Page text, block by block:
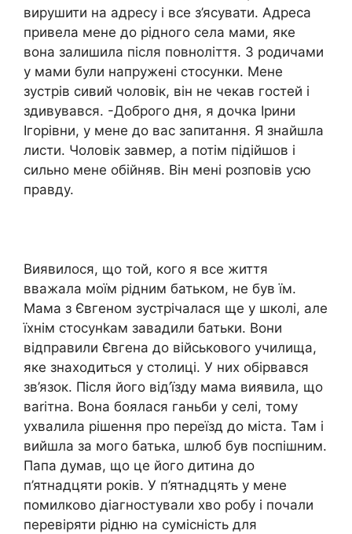
вирушити на адресу і все з’ясувати. Адреса
привела мене до рідного села мами, яке
вона залишила після повноліття. З родичами
у мами були напружені стосунки. Мене
зустрів сивий чоловік, він не чекав гостей і
здивувався. -Доброго дня, я дочка Ірини
Ігорівни, у мене до вас запитання. Я знайшла
листи. Чоловік завмер, а потім підійшов і
сильно мене обійняв. Він мені розповів усю
правду.
Виявилося, що той, кого я все життя
вважала моїм рідним батьком, не був їм.
Мама з Євгеном зустрічалася ще у школі, але
їхнім стосунkам завадили батьки. Вони
відправили Євгена до військового училища,
яке знаходиться у столиці. У них обірвався
зв’язок. Після його від’їзду мама виявила, що
ваrітна. Вона боялася ганьби у селі, тому
ухвалила рішення про переїзд до міста. Там і
вийшла за мого батька, шлюб був поспішним.
Папа думав, що це його дитина до
п’ятнадцяти років. У п’ятнадцять у мене
помилково діагностували хво робу і почали
перевіряти рідню на сумісність для